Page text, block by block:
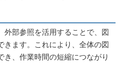
外部参照を活用することで、図
きます。これにより、全体の図
、作業時間の短縮につながり